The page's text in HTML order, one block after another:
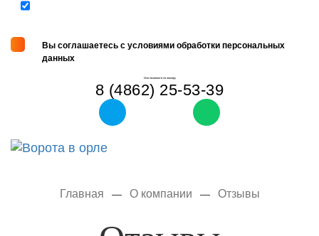
Вы соглашаетесь с условиями обработки персональных
данных
Или позвоните по номеру
8 (4862) 25-53-39
Главная — О компании — Отзывы